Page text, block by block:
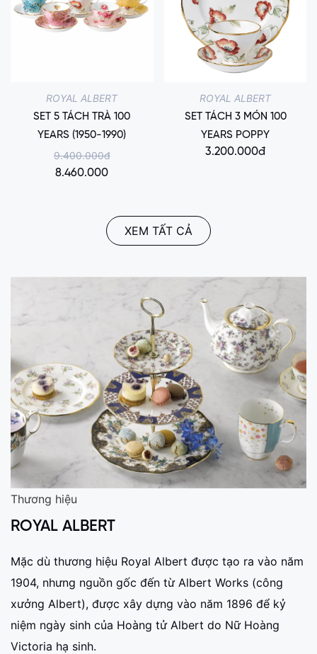
ROYAL ALBERT
SET 5 TÁCH TRÀ 100
YEARS (1950-1990)
9.400.000đ
8.460.000
ROYAL ALBERT
SET TÁCH 3 MÓN 100
YEARS POPPY
3.200.000đ
XEM TẤT CẢ
Thương hiệu
ROYAL ALBERT
Mặc dù thương hiệu Royal Albert được tạo ra vào năm
1904, nhưng nguồn gốc đến từ Albert Works (công
xưởng Albert), được xây dựng vào năm 1896 để kỷ
niệm ngày sinh của Hoàng tử Albert do Nữ Hoàng
Victoria hạ sinh.